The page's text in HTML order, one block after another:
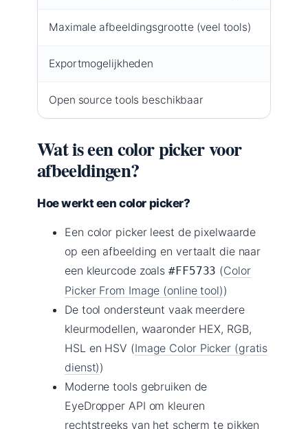
Maximale afbeeldingsgrootte (veel tools)
Exportmogelijkheden
Open source tools beschikbaar
Wat is een color picker voor
afbeeldingen?
Hoe werkt een color picker?
Een color picker leest de pixelwaarde
op een afbeelding en vertaalt die naar
een kleurcode zoals #FF5733 (Color
Picker From Image (online tool))
De tool ondersteunt vaak meerdere
kleurmodellen, waaronder HEX, RGB,
HSL en HSV (Image Color Picker (gratis
dienst))
Moderne tools gebruiken de
EyeDropper API om kleuren
rechtstreeks van het scherm te pikken